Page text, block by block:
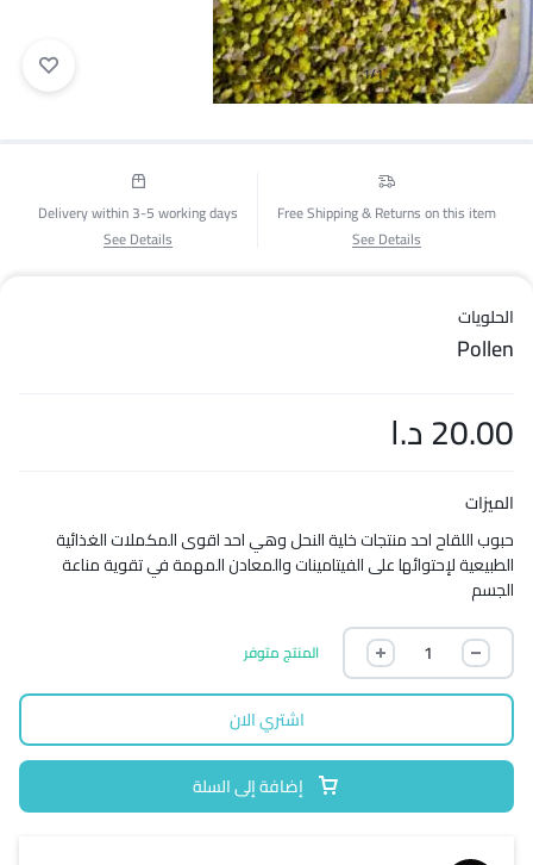
1/1
Free Shipping & Returns on this item
See Details
Delivery within 3-5 working days
See Details
الحلويات
Pollen
20.00د.ا
الميزات
حبوب اللقاح احد منتجات خلية النحل وهي احد اقوى المكملات الغذائية
الطبيعية لإحتوائها على الفيتامينات والمعادن المهمة في تقوية مناعة
الجسم
المنتج متوفر
إضافة إلى السلة
اشتري الان